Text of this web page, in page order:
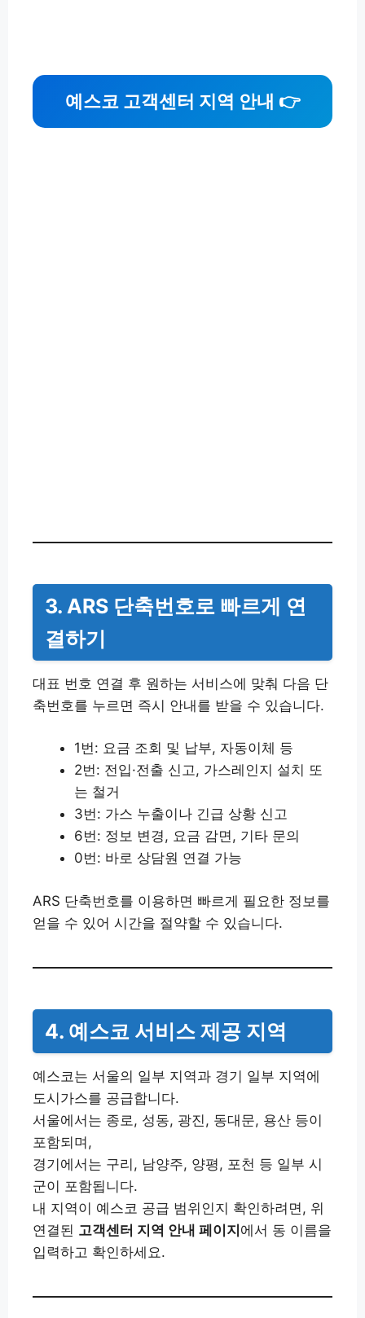
예스코 고객센터 지역 안내 👉
3. ARS 단축번호로 빠르게 연
결하기
대표 번호 연결 후 원하는 서비스에 맞춰 다음 단
축번호를 누르면 즉시 안내를 받을 수 있습니다.
1번: 요금 조회 및 납부, 자동이체 등
2번: 전입·전출 신고, 가스레인지 설치 또
는 철거
3번: 가스 누출이나 긴급 상황 신고
6번: 정보 변경, 요금 감면, 기타 문의
0번: 바로 상담원 연결 가능
ARS 단축번호를 이용하면 빠르게 필요한 정보를
얻을 수 있어 시간을 절약할 수 있습니다.
4. 예스코 서비스 제공 지역
예스코는 서울의 일부 지역과 경기 일부 지역에
도시가스를 공급합니다.
서울에서는 종로, 성동, 광진, 동대문, 용산 등이
포함되며,
경기에서는 구리, 남양주, 양평, 포천 등 일부 시
군이 포함됩니다.
내 지역이 예스코 공급 범위인지 확인하려면, 위
연결된 고객센터 지역 안내 페이지에서 동 이름을
입력하고 확인하세요.